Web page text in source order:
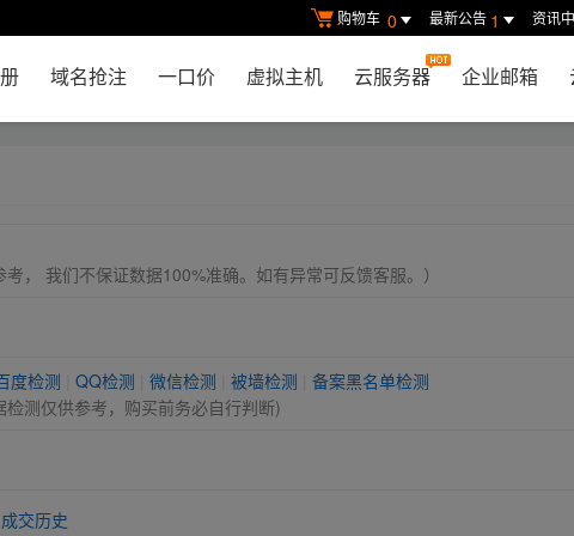
购物车 0 最新公告 1 资讯
域名抢注 一口价 虚拟主机 云服务器 企业邮箱
考， 我们不保证数据100%准确。如有异常可反馈客服。）
度检测 QQ检测 微信检测 被墙检测
备案黑名单检测
检测仅供参考，购买前务必自行判断)
成交历史